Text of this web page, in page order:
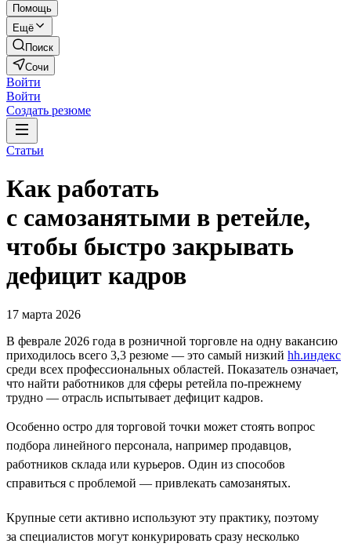
Помощь
Ещё
Поиск
Сочи
Войти
Войти
Создать резюме
Статьи
Как работать
с самозанятыми в ретейле,
чтобы быстро закрывать
дефицит кадров
17 марта 2026
В феврале 2026 года в розничной торговле на одну вакансию
приходилось всего 3,3 резюме — это самый низкий hh.индекс
среди всех профессиональных областей. Показатель означает,
что найти работников для сферы ретейла по-прежнему
трудно — отрасль испытывает дефицит кадров.
Особенно остро для торговой точки может стоять вопрос
подбора линейного персонала, например продавцов,
работников склада или курьеров. Один из способов
справиться с проблемой — привлекать самозанятых.
Крупные сети активно используют эту практику, поэтому
за специалистов могут конкурировать сразу несколько